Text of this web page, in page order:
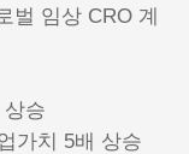
벌 임상 CRO 계
승
가치 5배 상승